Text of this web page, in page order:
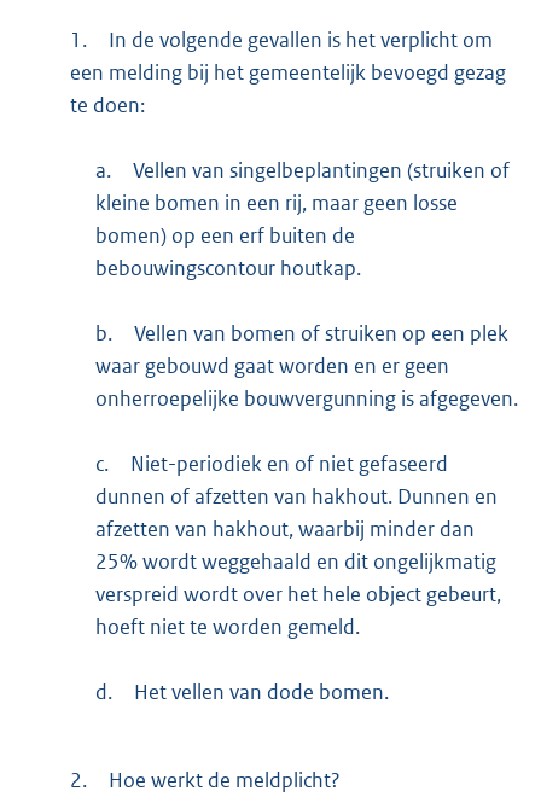
1.
In de volgende gevallen is het verplicht om
een melding bij het gemeentelijk bevoegd gezag
te doen:
a.
Vellen van singelbeplantingen (struiken of
kleine bomen in een rij, maar geen losse
bomen) op een erf buiten de
bebouwingscontour houtkap.
b.
Vellen van bomen of struiken op een plek
waar gebouwd gaat worden en er geen
onherroepelijke bouwvergunning is afgegeven.
c.
Niet-periodiek en of niet gefaseerd
dunnen of afzetten van hakhout. Dunnen en
afzetten van hakhout, waarbij minder dan
25% wordt weggehaald en dit ongelijkmatig
verspreid wordt over het hele object gebeurt,
hoeft niet te worden gemeld.
d. Het vellen van dode bomen.
2. Hoe werkt de meldplicht?